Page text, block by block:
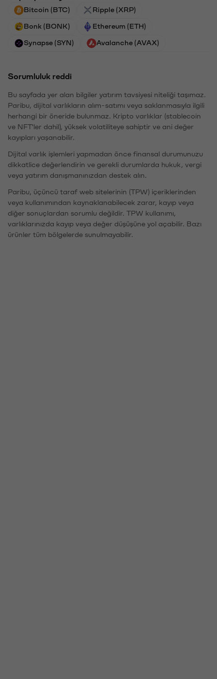
Bitcoin (BTC) Ripple (XRP)
Bonk (BONK) Ethereum (ETH)
Synapse (SYN) Avalanche (AVAX)
Sorumluluk reddi
Bu sayfada yer alan bilgiler yatırım tavsiyesi niteliği taşımaz.
Paribu, dijital varlıkların alım-satımı veya saklanmasıyla ilgili
herhangi bir öneride bulunmaz. Kripto varlıklar (stablecoin
ve NFT'ler dahil), yüksek volatiliteye sahiptir ve ani değer
kayıpları yaşanabilir.
Dijital varlık işlemleri yapmadan önce finansal durumunuzu
dikkatlice değerlendirin ve gerekli durumlarda hukuk, vergi
veya yatırım danışmanınızdan destek alın.
Paribu, üçüncü taraf web sitelerinin (TPW) içeriklerinden
veya kullanımından kaynaklanabilecek zarar, kayıp veya
diğer sonuçlardan sorumlu değildir. TPW kullanımı,
varlıklarınızda kayıp veya değer düşüşüne yol açabilir. Bazı
ürünler tüm bölgelerde sunulmayabilir.